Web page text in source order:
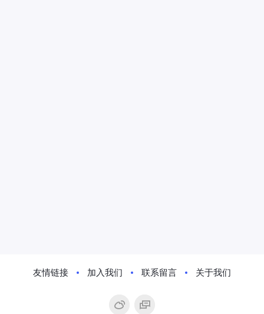
友情链接 加入我们 联系留言 关于我们